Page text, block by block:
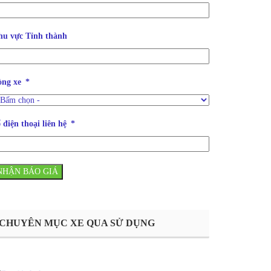
vực Tỉnh thành
xe
điện thoại liên hệ
BÁO GIÁ
MỤC XE QUA SỬ DỤNG